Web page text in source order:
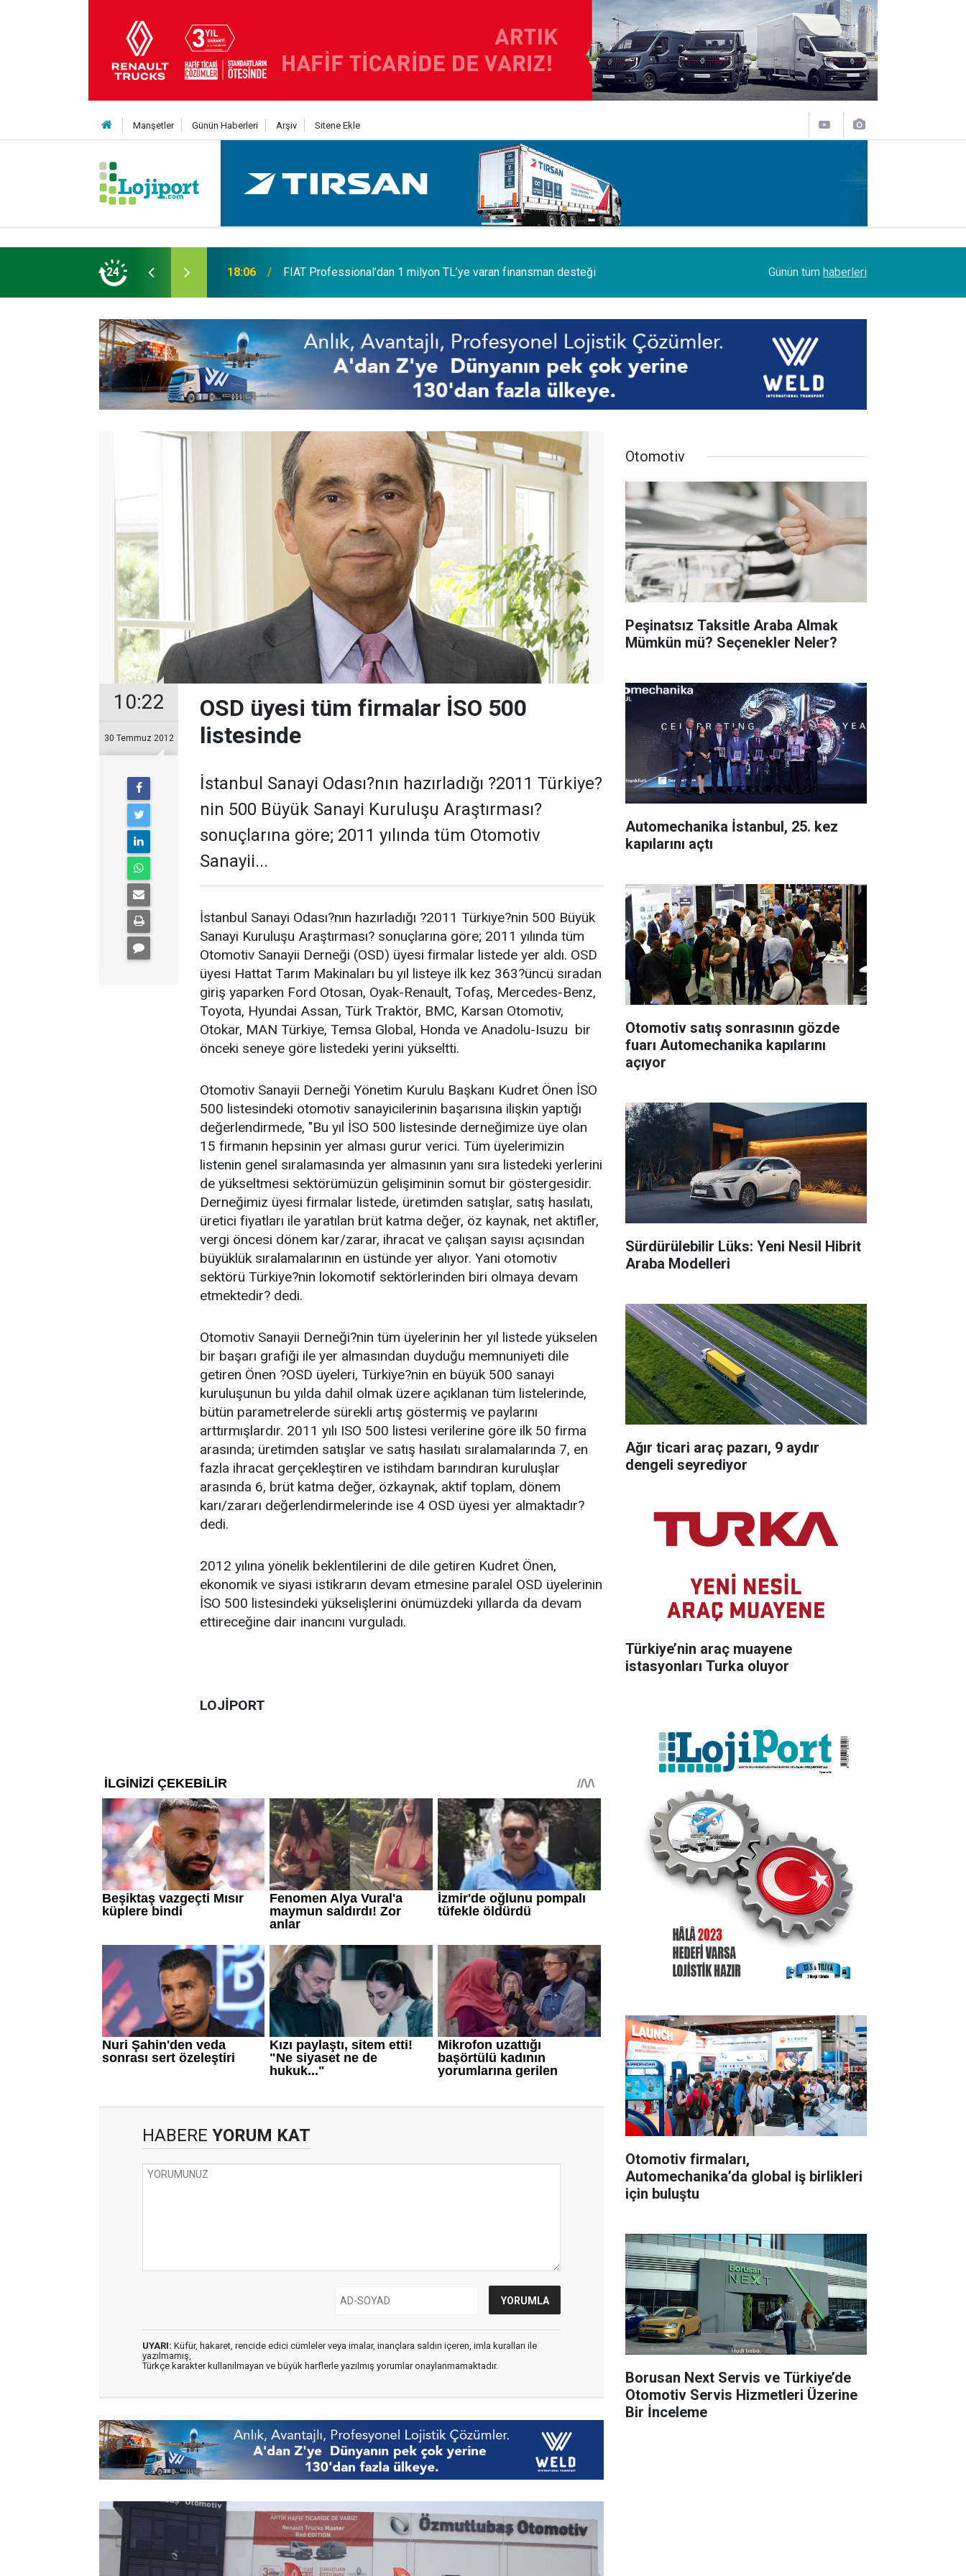
Manşetler Günün Haberleri Arşiv Sitene Ekle
24
varan finansman desteği 17:57 Ege'nin ilk Renault Trucks Master Red EDITION'ı ÖKN Lojistik filosunda DSV Türkiye’de bayrak değişimi
Günün tüm haberleri
10:22
30 Temmuz 2012
OSD üyesi tüm firmalar İSO 500
listesinde
İstanbul Sanayi Odası?nın hazırladığı ?2011 Türkiye?
nin 500 Büyük Sanayi Kuruluşu Araştırması?
sonuçlarına göre; 2011 yılında tüm Otomotiv
Sanayii...
İstanbul Sanayi Odası?nın hazırladığı ?2011 Türkiye?nin 500 Büyük
Sanayi Kuruluşu Araştırması? sonuçlarına göre; 2011 yılında tüm
Otomotiv Sanayii Derneği (OSD) üyesi firmalar listede yer aldı. OSD
üyesi Hattat Tarım Makinaları bu yıl listeye ilk kez 363?üncü sıradan
giriş yaparken Ford Otosan, Oyak-Renault, Tofaş, Mercedes-Benz,
Toyota, Hyundai Assan, Türk Traktör, BMC, Karsan Otomotiv,
Otokar, MAN Türkiye, Temsa Global, Honda ve Anadolu-Isuzu bir
önceki seneye göre listedeki yerini yükseltti.
Otomotiv Sanayii Derneği Yönetim Kurulu Başkanı Kudret Önen İSO
500 listesindeki otomotiv sanayicilerinin başarısına ilişkin yaptığı
değerlendirmede, "Bu yıl İSO 500 listesinde derneğimize üye olan
15 firmanın hepsinin yer alması gurur verici. Tüm üyelerimizin
listenin genel sıralamasında yer almasının yanı sıra listedeki yerlerini
de yükseltmesi sektörümüzün gelişiminin somut bir göstergesidir.
Derneğimiz üyesi firmalar listede, üretimden satışlar, satış hasılatı,
üretici fiyatları ile yaratılan brüt katma değer, öz kaynak, net aktifler,
vergi öncesi dönem kar/zarar, ihracat ve çalışan sayısı açısından
büyüklük sıralamalarının en üstünde yer alıyor. Yani otomotiv
sektörü Türkiye?nin lokomotif sektörlerinden biri olmaya devam
etmektedir? dedi.
Otomotiv Sanayii Derneği?nin tüm üyelerinin her yıl listede yükselen
bir başarı grafiği ile yer almasından duyduğu memnuniyeti dile
getiren Önen ?OSD üyeleri, Türkiye?nin en büyük 500 sanayi
kuruluşunun bu yılda dahil olmak üzere açıklanan tüm listelerinde,
bütün parametrelerde sürekli artış göstermiş ve paylarını
arttırmışlardır. 2011 yılı ISO 500 listesi verilerine göre ilk 50 firma
arasında; üretimden satışlar ve satış hasılatı sıralamalarında 7, en
fazla ihracat gerçekleştiren ve istihdam barındıran kuruluşlar
arasında 6, brüt katma değer, özkaynak, aktif toplam, dönem
karı/zararı değerlendirmelerinde ise 4 OSD üyesi yer almaktadır?
dedi.
2012 yılına yönelik beklentilerini de dile getiren Kudret Önen,
ekonomik ve siyasi istikrarın devam etmesine paralel OSD üyelerinin
İSO 500 listesindeki yükselişlerini önümüzdeki yıllarda da devam
ettireceğine dair inancını vurguladı.
LOJİPORT
HABERE YORUM KAT
UYARI: Küfür, hakaret, rencide edici cümleler veya imalar, inançlara saldırı içeren, imla kuralları ile
yazılmamış,
Türkçe karakter kullanılmayan ve büyük harflerle yazılmış yorumlar onaylanmamaktadır.
Otomotiv
Peşinatsız Taksitle Araba Almak
Mümkün mü? Seçenekler Neler?
Automechanika İstanbul, 25. kez
kapılarını açtı
Otomotiv satış sonrasının gözde
fuarı Automechanika kapılarını
açıyor
Sürdürülebilir Lüks: Yeni Nesil Hibrit
Araba Modelleri
Ağır ticari araç pazarı, 9 aydır
dengeli seyrediyor
Türkiye’nin araç muayene
istasyonları Turka oluyor
Otomotiv firmaları,
Automechanika’da global iş birlikleri
için buluştu
Borusan Next Servis ve Türkiye’de
Otomotiv Servis Hizmetleri Üzerine
Bir İnceleme